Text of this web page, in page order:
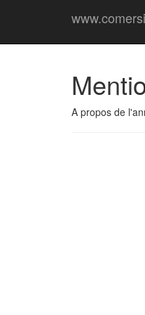
A propos de